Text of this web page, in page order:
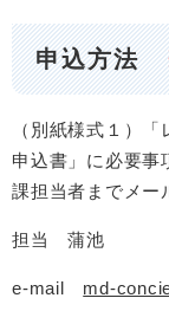
申込方法
（別紙様式１）
申込書」に必要事
課担当者までメー
担当 蒲池
e-mail md-